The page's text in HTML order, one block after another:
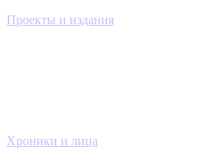
Проекты и издания
Хроники и лица